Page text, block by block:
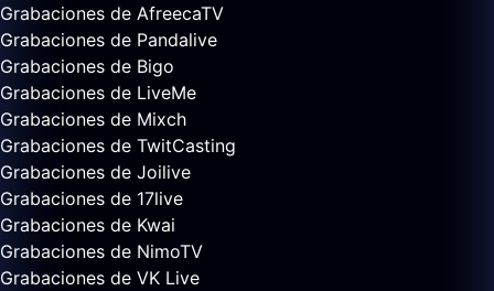
Grabaciones de AfreecaTV
Grabaciones de Pandalive
Grabaciones de Bigo
Grabaciones de LiveMe
Grabaciones de Mixch
Grabaciones de TwitCasting
Grabaciones de Joilive
Grabaciones de 17live
Grabaciones de Kwai
Grabaciones de NimoTV
Grabaciones de VK Live